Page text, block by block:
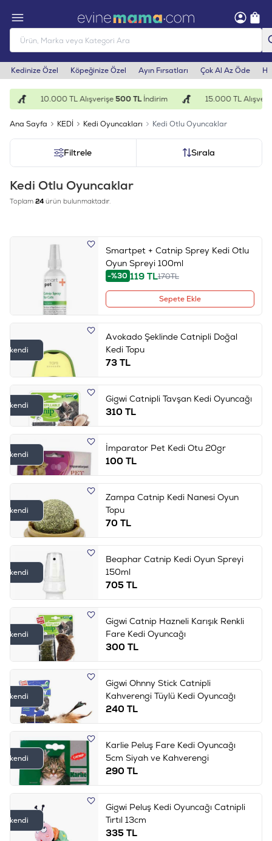
Kedinize Özel Köpeğinize Özel Ayın Fırsatları Çok Al Az Öde
10.000 TL Alışverişe500 TLİndirim 15.000 TL Alışverişe
Ana Sayfa KEDİ Kedi Oyuncakları Kedi Otlu Oyuncaklar
Filtrele Sırala
Kedi Otlu Oyuncaklar
Toplam 24 ürün bulunmaktadır.
Smartpet + Catnip Sprey Kedi Otlu
Oyun Spreyi 100ml
-%30 119TL170TL
Sepete Ekle
Tükendi
Avokado Şeklinde Catnipli Doğal
Kedi Topu
73TL
Tükendi
Gigwi Catnipli Tavşan Kedi Oyuncağı
310 TL
Tükendi
İmparator Pet Kedi Otu 20gr
100 TL
Tükendi
Zampa Catnip Kedi Nanesi Oyun
Topu
70 TL
Tükendi
Beaphar Catnip Kedi Oyun Spreyi
150ml
705TL
Tükendi
Gigwi Catnip Hazneli Karışık Renkli
Fare Kedi Oyuncağı
300 TL
Tükendi
Gigwi Ohnny Stick Catnipli
Kahverengi Tüylü Kedi Oyuncağı
240 TL
Tükendi
Karlie Peluş Fare Kedi Oyuncağı
5cm Siyah ve Kahverengi
290 TL
Tükendi
Gigwi Peluş Kedi Oyuncağı Catnipli
Tırtıl 13cm
335TL